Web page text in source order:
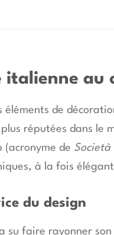
italienne
éléments de
réputées dans le
(acronyme de
à la fois
du design
faire rayonner